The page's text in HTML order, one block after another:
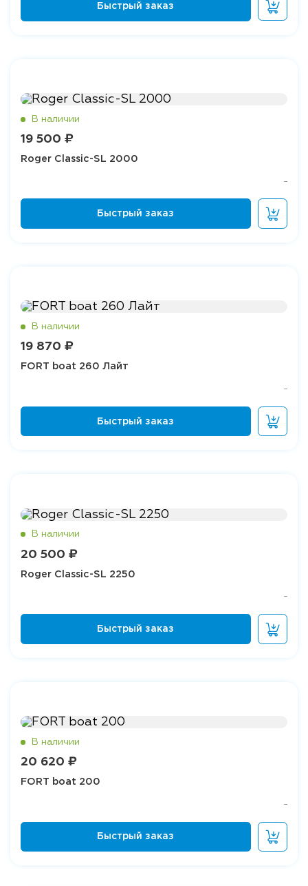
19 500 ₽
Roger Classic-SL 2000
19 870 ₽
FORT boat 260 Лайт
20 500 ₽
Roger Classic-SL 2250
20 620 ₽
FORT boat 200